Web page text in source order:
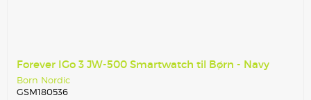
Forever IGo 3 JW-500 Smartwatch til Børn - Navy
Born Nordic
GSM180536